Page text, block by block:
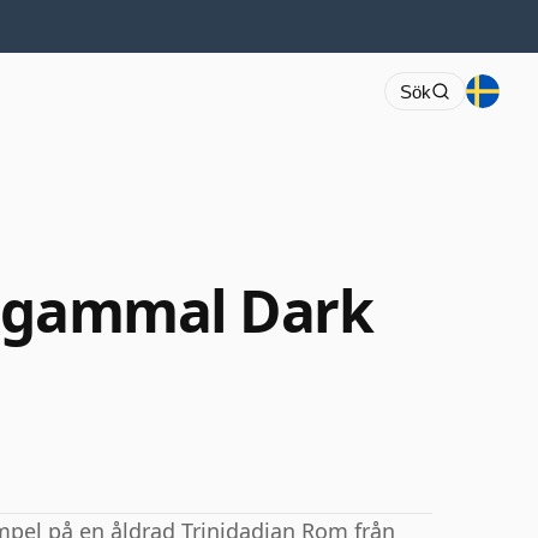
Sök
Dark
på en åldrad Trinidadian Rom från